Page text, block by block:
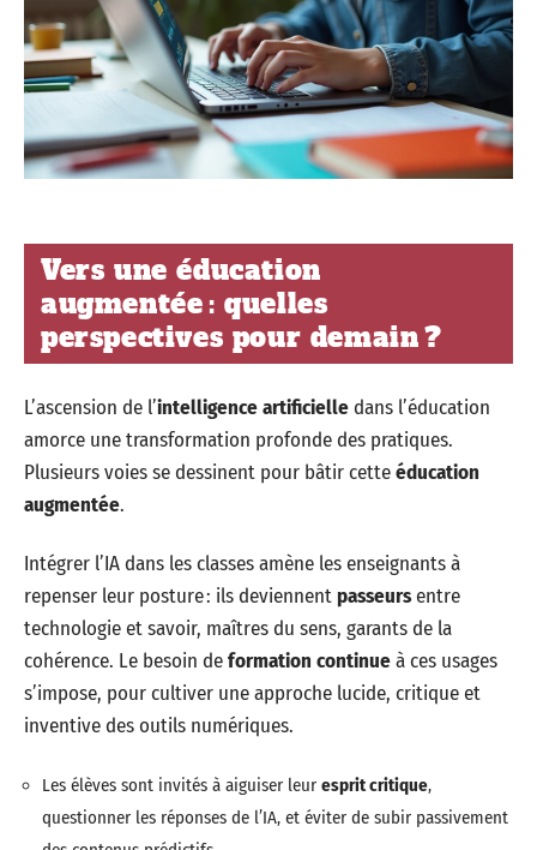
Vers une éducation
augmentée : quelles
perspectives pour demain ?
L’ascension de l’intelligence artificielledans l’éducation
amorce une transformation profonde des pratiques.
Plusieurs voies se dessinent pour bâtir cetteéducation
augmentée.
Intégrer l’IA dans les classes amène les enseignants à
repenser leur posture : ils deviennentpasseursentre
technologie et savoir, maîtres du sens, garants de la
cohérence. Le besoin deformation continueà ces usages
s’impose, pour cultiver une approche lucide, critique et
inventive des outils numériques.
Les élèves sont invités à aiguiser leur esprit critique,
questionner les réponses de l’IA, et éviter de subir passivement